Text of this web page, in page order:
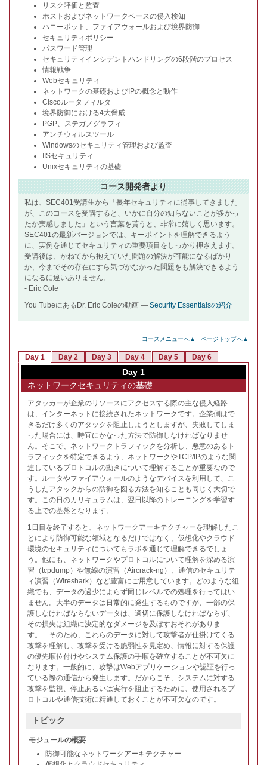
リスク評価と監査
ホストおよびネットワークベースの侵入検知
ハニーポット、ファイアウォールおよび境界防御
セキュリティポリシー
パスワード管理
セキュリティインシデントハンドリングの6段階のプロセス
情報戦争
Webセキュリティ
ネットワークの基礎およびIPの概念と動作
Ciscoルータフィルタ
境界防御における4大脅威
PGP、ステガノグラフィ
アンチウィルスツール
Windowsのセキュリティ管理および監査
IISセキュリティ
Unixセキュリティの基礎
コース開発者より
私は、SEC401受講生から「長年セキュリティに従事してきました
が、このコースを受講すると、いかに自分の知らないことが多かっ
たか実感しました」という言葉を貰うと、非常に嬉しく思います。
SEC401の最新バージョンでは、キーポイントを理解できるよう
に、実例を通じてセキュリティの重要項目をしっかり押さえます。
受講後は、かねてから抱えていた問題の解決が可能になるばかり
か、今までその存在にすら気づかなかった問題をも解決できるよう
になるに違いありません。
- Eric Cole
You TubeにあるDr. Eric Coleの動画 — Security Essentialsの紹介
コースメニューへ▲ ページトップへ▲
Day 1 Day 2 Day 3 Day 4 Day 5 Day 6
Day 1
ネットワークセキュリティの基礎
アタッカーが企業のリソースにアクセスする際の主な侵入経路
は、インターネットに接続されたネットワークです。企業側はで
きるだけ多くのアタックを阻止しようとしますが、失敗してしま
った場合には、時宜にかなった方法で防御しなければなりませ
ん。そこで、ネットワークトラフィックを分析し、悪意のあるト
ラフィックを特定できるよう、ネットワークやTCP/IPのような関
連しているプロトコルの動きについて理解することが重要なので
す。ルータやファイアウォールのようなデバイスを利用して、こ
うしたアタックからの防御を図る方法を知ることも同じく大切で
す。この日のカリキュラムは、翌日以降のトレーニングを学習す
る上での基盤となります。
1日目を終了すると、ネットワークアーキテクチャーを理解したこ
とにより防御可能な領域となるだけではなく、仮想化やクラウド
環境のセキュリティについてもラボを通じて理解できるでしょ
う。他にも、ネットワークやプロトコルについて理解を深める演
習（tcpdump）や無線の演習（Aircrack-ng）、通信のセキュリテ
ィ演習（Wireshark）など豊富にご用意しています。どのような組
織でも、データの過少によらず同じレベルでの処理を行ってはい
ません。大半のデータは日常的に発生するものですが、一部の保
護しなければならないデータは、適切に保護しなければならず、
その損失は組織に決定的なダメージを及ぼすおそれがありま
す。 そのため、これらのデータに対して攻撃者が仕掛けてくる
攻撃を理解し、攻撃を受ける脆弱性を見定め、情報に対する保護
の優先順位付けやシステム保護の手順を確立することが不可欠に
なります。一般的に、攻撃はWebアプリケーションや認証を行っ
ている際の通信から発生します。だからこそ、システムに対する
攻撃を監視、停止あるいは実行を阻止するために、使用されるプ
ロトコルや通信技術に精通しておくことが不可欠なのです。
トピック
モジュールの概要
防御可能なネットワークアーキテクチャー